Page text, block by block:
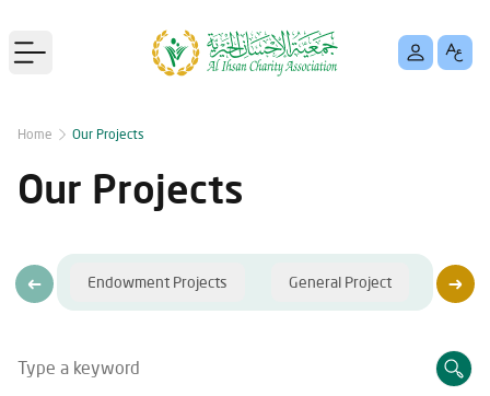
Open main menu
Home Our Projects
Our Projects
Endowment Projects General Project
Type a keyword